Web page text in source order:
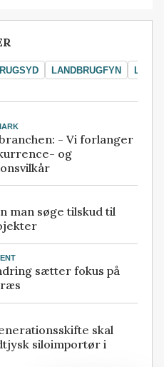
LANDBRUGFYN
- Vi forlanger
og
man søge tilskud til
sætter fokus på
skal
siloimportør i